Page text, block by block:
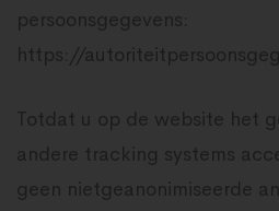
persoonsgegevens:
https://
Totdat u op de website het
andere tracking systems
geen nietgeanonimiseerde